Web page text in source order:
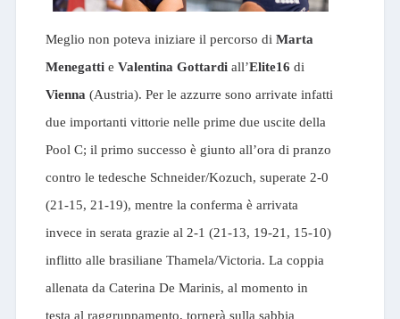
Meglio non poteva iniziare il percorso di Marta
Menegatti e Valentina Gottardiall’Elite16 di
Vienna (Austria). Per le azzurre sono arrivate infatti
due importanti vittorie nelle prime due uscite della
Pool C; il primo successo è giunto all’ora di pranzo
contro le tedesche Schneider/Kozuch, superate 2-0
(21-15, 21-19), mentre la conferma è arrivata
invece in serata grazie al 2-1 (21-13, 19-21, 15-10)
inflitto alle brasiliane Thamela/Victoria. La coppia
allenata da Caterina De Marinis, al momento in
testa al raggruppamento, tornerà sulla sabbia